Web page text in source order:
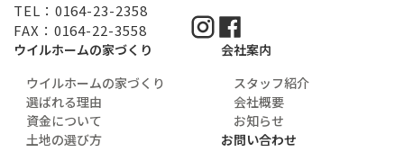
TEL：0164-23-2358
FAX：0164-22-3558
ウイルホームの家づくり
ウイルホームの家づくり
選ばれる理由
資金について
土地の選び方
会社案内
スタッフ紹介
会社概要
お知らせ
お問い合わせ